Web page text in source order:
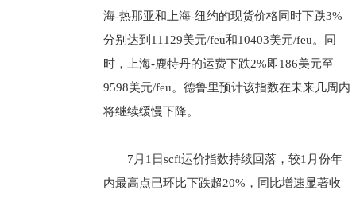
海-热那亚和上海-纽约的现货价格同时下跌3%
分别达到11129美元/feu和10403美元/feu。同
时，上海-鹿特丹的运费下跌2%即186美元至
9598美元/feu。德鲁里预计该指数在未来几周内
将继续缓慢下降。
7月1日scfi运价指数持续回落，较1月份年
内最高点已环比下跌超20%，同比增速显著收